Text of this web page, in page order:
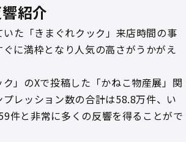
紹介
た「きまぐれクック」来店時間の事
に満枠となり人気の高さがうかがえ
」のXで投稿した「かねこ物産展」関
レッション数の合計は58.8万件、い
件と非常に多くの反響を得ることがで